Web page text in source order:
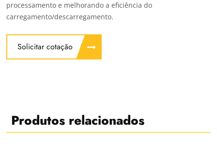
processamento e melhorando a eficiência do
carregamento/descarregamento.
Solicitar cotação
Produtos relacionados